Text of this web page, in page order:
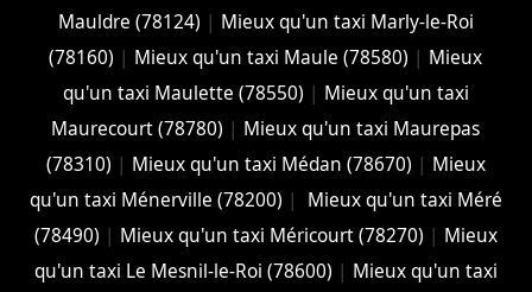
Mauldre (78124) | Mieux qu'un taxi Marly-le-Roi
(78160) | Mieux qu'un taxi Maule (78580) | Mieux
qu'un taxi Maulette (78550) | Mieux qu'un taxi
Maurecourt (78780) | Mieux qu'un taxi Maurepas
(78310) | Mieux qu'un taxi Médan (78670) | Mieux
qu'un taxi Ménerville (78200) |
Mieux qu'un taxi Méré
(78490) | Mieux qu'un taxi Méricourt (78270) | Mieux
qu'un taxi Le Mesnil-le-Roi (78600) | Mieux qu'un taxi